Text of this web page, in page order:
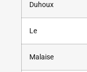
Duhoux
Le
Malaise